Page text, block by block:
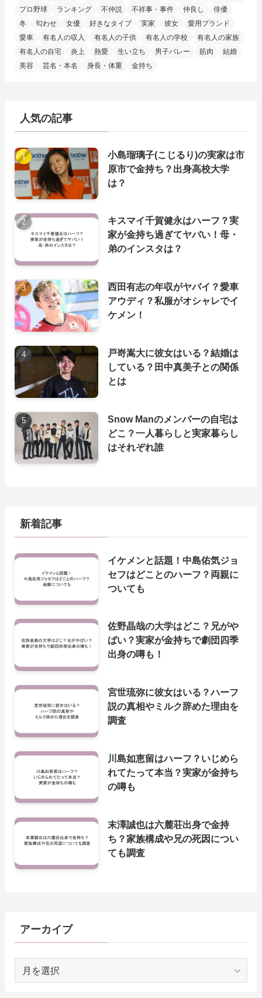
プロ野球
ランキング 不仲説 不祥事・事件 仲良し
俳優
冬
匂わせ 女優 好きなタイプ 実家 彼女
愛用ブランド
愛車
有名人の収入 有名人の子供 有名人の学校
有名人の家族
有名人の自宅
炎上 熱愛 生い立ち 男子バレー 筋肉
結婚
美容
芸名・本名 身長・体重 金持ち
人気の記事
小島瑠璃子(こじるり)の実家は市
原市で金持ち？出身高校大学
は？
キスマイ千賀健永はハーフ？実
家が金持ち過ぎてヤバい！母・
弟のインスタは？
西田有志の年収がヤバイ？愛車
アウディ？私服がオシャレでイ
ケメン！
戸嵜嵩大に彼女はいる？結婚は
している？田中真美子との関係
とは
Snow Manのメンバーの自宅は
どこ？一人暮らしと実家暮らし
はそれぞれ誰
新着記事
イケメンと話題！中島佑気ジョ
セフはどことのハーフ？両親に
ついても
佐野晶哉の大学はどこ？兄がや
ばい？実家が金持ちで劇団四季
出身の噂も！
宮世琉弥に彼女はいる？ハーフ
説の真相やミルク辞めた理由を
調査
川島如恵留はハーフ？いじめら
れてたって本当？実家が金持ち
の噂も
末澤誠也は六麓荘出身で金持
ち？家族構成や兄の死因につい
ても調査
アーカイブ